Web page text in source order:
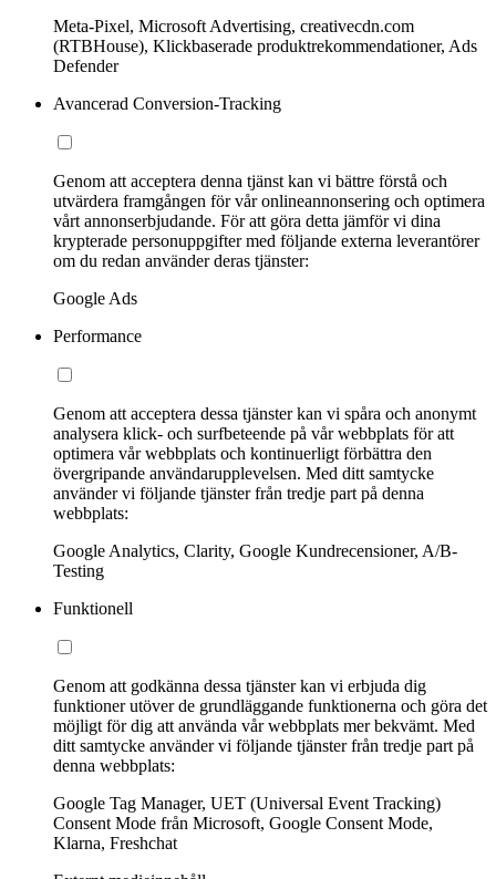
Meta-Pixel, Microsoft Advertising, creativecdn.com
(RTBHouse), Klickbaserade produktrekommendationer, Ads
Defender
Avancerad Conversion-Tracking
Genom att acceptera denna tjänst kan vi bättre förstå och
utvärdera framgången för vår onlineannonsering och optimera
vårt annonserbjudande. För att göra detta jämför vi dina
krypterade personuppgifter med följande externa leverantörer
om du redan använder deras tjänster:
Google Ads
Performance
Genom att acceptera dessa tjänster kan vi spåra och anonymt
analysera klick- och surfbeteende på vår webbplats för att
optimera vår webbplats och kontinuerligt förbättra den
övergripande användarupplevelsen. Med ditt samtycke
använder vi följande tjänster från tredje part på denna
webbplats:
Google Analytics, Clarity, Google Kundrecensioner, A/B-
Testing
Funktionell
Genom att godkänna dessa tjänster kan vi erbjuda dig
funktioner utöver de grundläggande funktionerna och göra det
möjligt för dig att använda vår webbplats mer bekvämt. Med
ditt samtycke använder vi följande tjänster från tredje part på
denna webbplats:
Google Tag Manager, UET (Universal Event Tracking)
Consent Mode från Microsoft, Google Consent Mode,
Klarna, Freshchat